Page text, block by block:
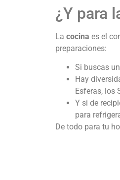
¿Y para
La cocina es el
preparaciones:
Si buscas
Hay
Esferas, los
Y si de
para
De todo para tu